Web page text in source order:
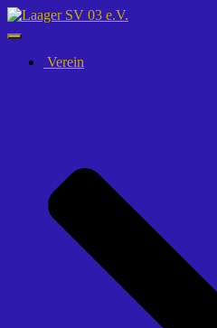
Navigation
umschalten
Verein